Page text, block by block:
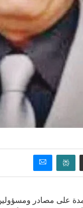
وول ستريت جورنال، مقالاً تحليلياً، نشرته أول شهر